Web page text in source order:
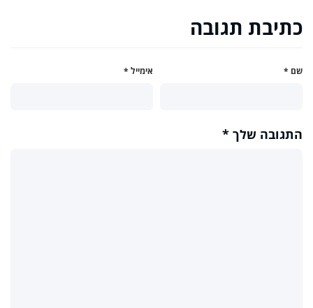
כתיבת תגובה
שם * אימייל *
התגובה שלך *